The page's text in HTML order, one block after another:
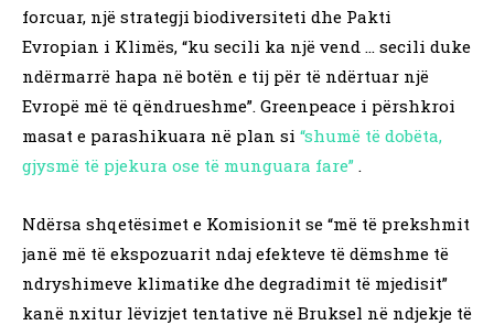
forcuar, një strategji biodiversiteti dhe Pakti
Evropian i Klimës, “ku secili ka një vend … secili duke
ndërmarrë hapa në botën e tij për të ndërtuar një
Evropë më të qëndrueshme”. Greenpeace i përshkroi
masat e parashikuara në plan si “shumë të dobëta,
gjysmë të pjekura ose të munguara fare” .
Ndërsa shqetësimet e Komisionit se “më të prekshmit
janë më të ekspozuarit ndaj efekteve të dëmshme të
ndryshimeve klimatike dhe degradimit të mjedisit”
kanë nxitur lëvizjet tentative në Bruksel në ndjekje të